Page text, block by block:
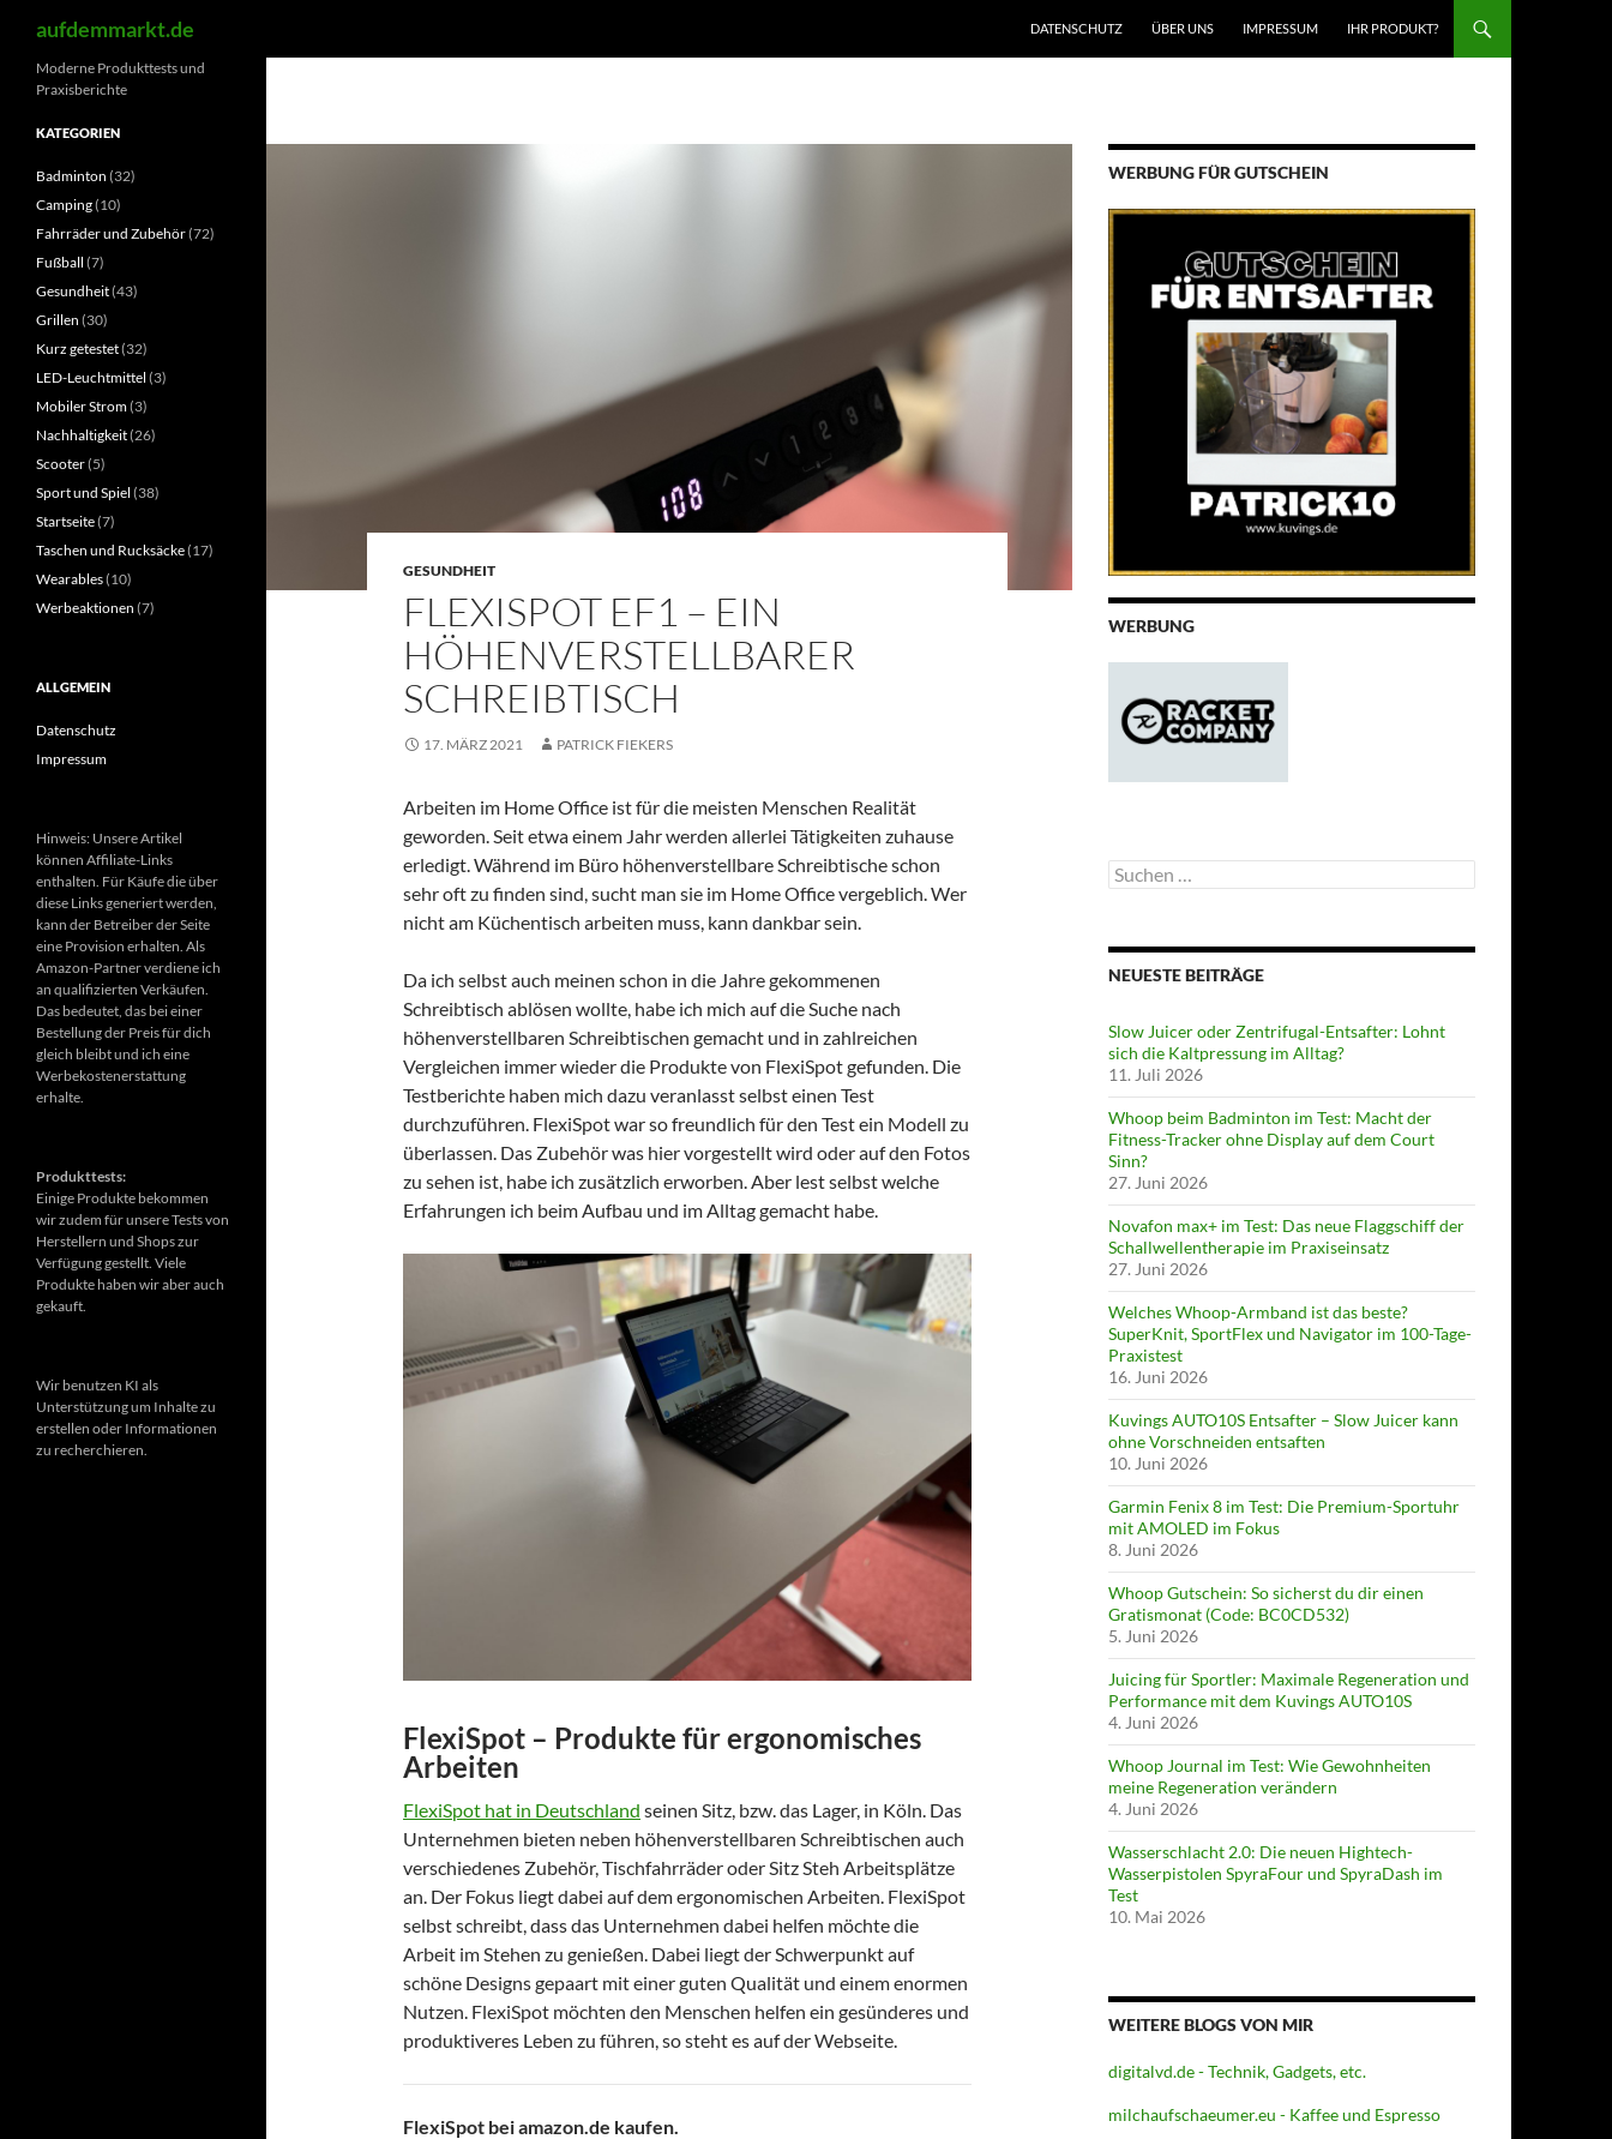
Inhalt
springen
aufdemmarkt.de DATENSCHUTZ ÜBER UNS IMPRESSUM IHR PRODUKT?
GESUNDHEIT
FLEXISPOT EF1 – EIN
HÖHENVERSTELLBARER
SCHREIBTISCH
17. MÄRZ 2021 PATRICK FIEKERS
Arbeiten im Home Office ist für die meisten Menschen Realität
geworden. Seit etwa einem Jahr werden allerlei Tätigkeiten zuhause
erledigt. Während im Büro höhenverstellbare Schreibtische schon
sehr oft zu finden sind, sucht man sie im Home Office vergeblich. Wer
nicht am Küchentisch arbeiten muss, kann dankbar sein.
Da ich selbst auch meinen schon in die Jahre gekommenen
Schreibtisch ablösen wollte, habe ich mich auf die Suche nach
höhenverstellbaren Schreibtischen gemacht und in zahlreichen
Vergleichen immer wieder die Produkte von FlexiSpot gefunden. Die
Testberichte haben mich dazu veranlasst selbst einen Test
durchzuführen. FlexiSpot war so freundlich für den Test ein Modell zu
überlassen. Das Zubehör was hier vorgestellt wird oder auf den Fotos
zu sehen ist, habe ich zusätzlich erworben. Aber lest selbst welche
Erfahrungen ich beim Aufbau und im Alltag gemacht habe.
FlexiSpot – Produkte für ergonomisches
Arbeiten
FlexiSpot hat in Deutschland seinen Sitz, bzw. das Lager, in Köln. Das
Unternehmen bieten neben höhenverstellbaren Schreibtischen auch
verschiedenes Zubehör, Tischfahrräder oder Sitz Steh Arbeitsplätze
an. Der Fokus liegt dabei auf dem ergonomischen Arbeiten. FlexiSpot
selbst schreibt, dass das Unternehmen dabei helfen möchte die
Arbeit im Stehen zu genießen. Dabei liegt der Schwerpunkt auf
schöne Designs gepaart mit einer guten Qualität und einem enormen
Nutzen. FlexiSpot möchten den Menschen helfen ein gesünderes und
produktiveres Leben zu führen, so steht es auf der Webseite.
FlexiSpot bei amazon.de kaufen.
WERBUNG FÜR GUTSCHEIN
WERBUNG
Suchen
nach:
NEUESTE BEITRÄGE
Slow Juicer oder Zentrifugal-Entsafter: Lohnt
sich die Kaltpressung im Alltag?
11. Juli 2026
Whoop beim Badminton im Test: Macht der
Fitness-Tracker ohne Display auf dem Court
Sinn?
27. Juni 2026
Novafon max+ im Test: Das neue Flaggschiff der
Schallwellentherapie im Praxiseinsatz
27. Juni 2026
Welches Whoop-Armband ist das beste?
SuperKnit, SportFlex und Navigator im 100-Tage-
Praxistest
16. Juni 2026
Kuvings AUTO10S Entsafter – Slow Juicer kann
ohne Vorschneiden entsaften
10. Juni 2026
Garmin Fenix 8 im Test: Die Premium-Sportuhr
mit AMOLED im Fokus
8. Juni 2026
Whoop Gutschein: So sicherst du dir einen
Gratismonat (Code: BC0CD532)
5. Juni 2026
Juicing für Sportler: Maximale Regeneration und
Performance mit dem Kuvings AUTO10S
4. Juni 2026
Whoop Journal im Test: Wie Gewohnheiten
meine Regeneration verändern
4. Juni 2026
Wasserschlacht 2.0: Die neuen Hightech-
Wasserpistolen SpyraFour und SpyraDash im
Test
10. Mai 2026
WEITERE BLOGS VON MIR
digitalvd.de - Technik, Gadgets, etc.
milchaufschaeumer.eu - Kaffee und Espresso
Moderne Produkttests und
Praxisberichte
KATEGORIEN
Badminton (32)
Camping(10)
Fahrräder und Zubehör(72)
Fußball (7)
Gesundheit(43)
Grillen (30)
Kurz getestet(32)
LED-Leuchtmittel (3)
Mobiler Strom(3)
Nachhaltigkeit(26)
Scooter(5)
Sport und Spiel (38)
Startseite(7)
Taschen und Rucksäcke(17)
Wearables(10)
Werbeaktionen (7)
ALLGEMEIN
Datenschutz
Impressum
Hinweis: Unsere Artikel
können Affiliate-Links
enthalten. Für Käufe die über
diese Links generiert werden,
kann der Betreiber der Seite
eine Provision erhalten. Als
Amazon-Partner verdiene ich
an qualifizierten Verkäufen.
Das bedeutet, das bei einer
Bestellung der Preis für dich
gleich bleibt und ich eine
Werbekostenerstattung
erhalte.
Produkttests:
Einige Produkte bekommen
wir zudem für unsere Tests von
Herstellern und Shops zur
Verfügung gestellt. Viele
Produkte haben wir aber auch
gekauft.
Wir benutzen KI als
Unterstützung um Inhalte zu
erstellen oder Informationen
zu recherchieren.